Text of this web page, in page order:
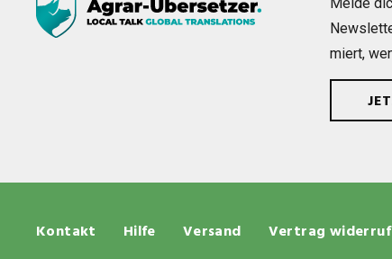
miert,
Kontakt Hilfe Versand Vertrag